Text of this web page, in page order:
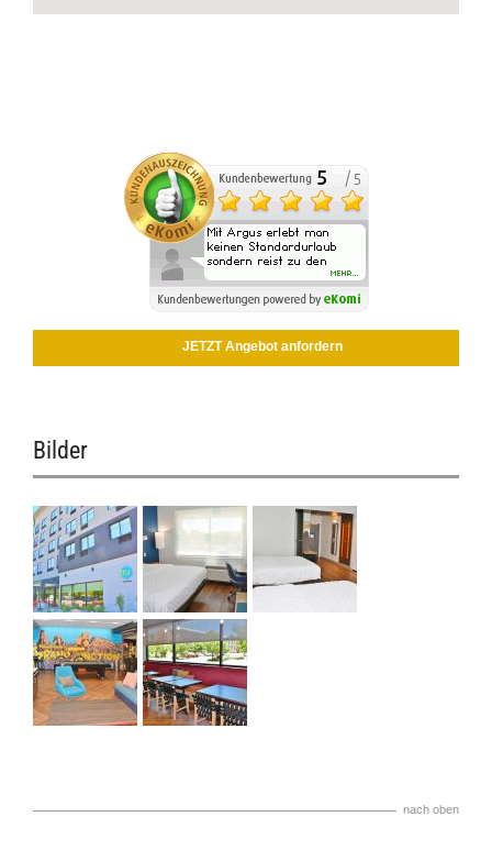
JETZT Angebot anfordern
Bilder
nach oben